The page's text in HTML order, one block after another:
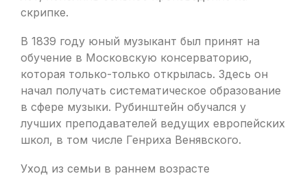
скрипке.
В 1839 году юный музыкант был принят на
обучение в Московскую консерваторию,
которая только-только открылась. Здесь он
начал получать систематическое образование
в сфере музыки. Рубинштейн обучался у
лучших преподавателей ведущих европейских
школ, в том числе Генриха Венявского.
Уход из семьи в раннем возрасте